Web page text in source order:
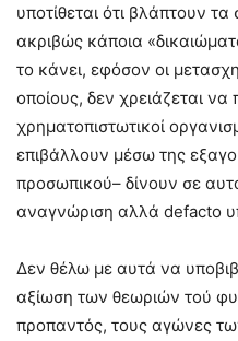
υποτίθεται ότι βλάπτουν
ακριβώς κάποια
το κάνει, εφόσον οι
οποίους, δεν χρειάζεται να
χρηματοπιστωτικοί
επιβάλλουν μέσω της
προσωπικού– δίνουν σε
αναγνώριση αλλά defacto
Δεν θέλω με αυτά να
αξίωση των θεωριών τού
προπαντός, τους αγώνες